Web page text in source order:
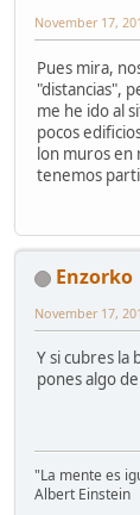
November 17,
Pues mira,
"distancias",
me he ido al
pocos
lon muros en
tenemos
Enzorko
November 17,
Y si cubres la
pones algo
"La mente es
Albert Einstein